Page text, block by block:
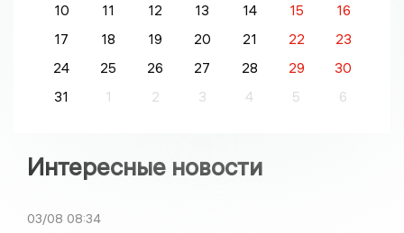
10
11 12 13 14 15
16
17
18 19 20 21 22
23
24
25 26 27 28 29
30
31
1 2 3 4 5 6
Интересные новости
03/08 08:34